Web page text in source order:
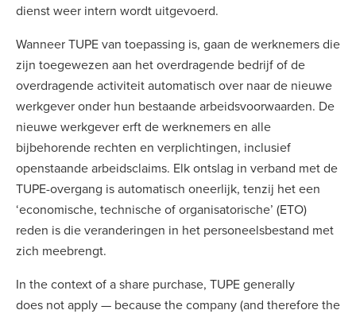
dienst weer intern wordt uitgevoerd.
Wanneer TUPE van toepassing is, gaan de werknemers die
zijn toegewezen aan het overdragende bedrijf of de
overdragende activiteit automatisch over naar de nieuwe
werkgever onder hun bestaande arbeidsvoorwaarden. De
nieuwe werkgever erft de werknemers en alle
bijbehorende rechten en verplichtingen, inclusief
openstaande arbeidsclaims. Elk ontslag in verband met de
TUPE-overgang is automatisch oneerlijk, tenzij het een
‘economische, technische of organisatorische’ (ETO)
reden is die veranderingen in het personeelsbestand met
zich meebrengt.
In the context of a share purchase, TUPE generally
does not apply — because the company (and therefore the